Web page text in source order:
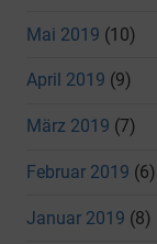
Mai 2019 (10)
April 2019 (9)
März 2019 (7)
Februar 2019 (6)
Januar 2019 (8)